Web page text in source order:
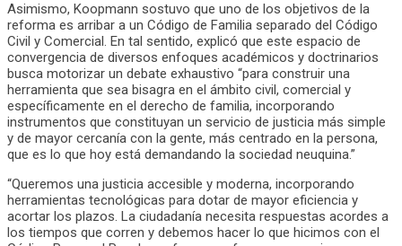
Asimismo, Koopmann sostuvo que uno de los objetivos de la
reforma es arribar a un Código de Familia separado del Código
Civil y Comercial. En tal sentido, explicó que este espacio de
convergencia de diversos enfoques académicos y doctrinarios
busca motorizar un debate exhaustivo “para construir una
herramienta que sea bisagra en el ámbito civil, comercial y
específicamente en el derecho de familia, incorporando
instrumentos que constituyan un servicio de justicia más simple
y de mayor cercanía con la gente, más centrado en la persona,
que es lo que hoy está demandando la sociedad neuquina.”
“Queremos una justicia accesible y moderna, incorporando
herramientas tecnológicas para dotar de mayor eficiencia y
acortar los plazos. La ciudadanía necesita respuestas acordes a
los tiempos que corren y debemos hacer lo que hicimos con el